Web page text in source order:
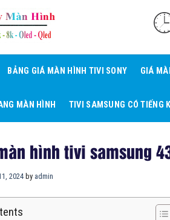
BẢNG GIÁ MÀN HÌNH TIVI SONY GIÁ
MÀN HÌNH TIVI SAMSUNG CÓ TIẾNG
hình tivi samsung
2024 by admin